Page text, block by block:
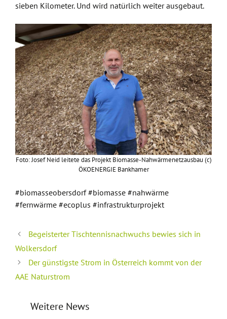
sieben Kilometer. Und wird natürlich weiter ausgebaut.
Foto: Josef Neid leitete das Projekt Biomasse-Nahwärmenetzausbau (c)
ÖKOENERGIE Bankhamer
#biomasseobersdorf #biomasse #nahwärme
#fernwärme #ecoplus #infrastrukturprojekt
Begeisterter Tischtennisnachwuchs bewies sich in
Wolkersdorf
Der günstigste Strom in Österreich kommt von der
AAE Naturstrom
Weitere News